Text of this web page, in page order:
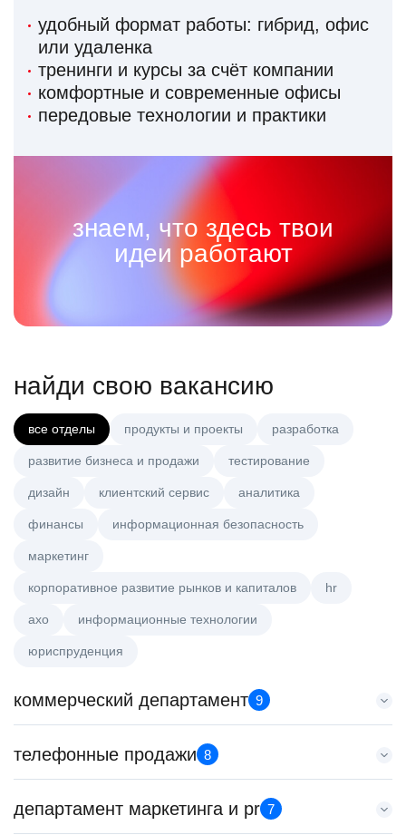
удобный формат работы: гибрид, офис
или удаленка
тренинги и курсы за счёт компании
комфортные и современные офисы
передовые технологии и практики
знаем, что здесь твои
идеи работают
найди свою вакансию
все отделы продукты и проекты разработка
развитие бизнеса и продажи тестирование
дизайн клиентский сервис аналитика
финансы информационная безопасность
маркетинг
корпоративное развитие рынков и капиталов hr
axo информационные технологии
юриспруденция
коммерческий департамент 9
Менеджер по работе с ключевыми клиентами (КАМ)
HeadHunter::Коммерческий департамент
з/п не указана
телефонные продажи 8
HeadHunter::Телефонные продажи
департамент маркетинга и pr 7